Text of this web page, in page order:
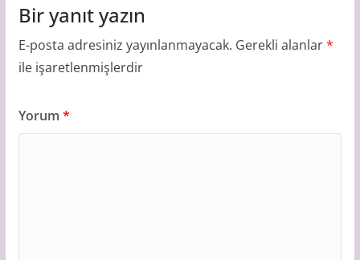
Bir yanıt yazın
E-posta adresiniz yayınlanmayacak. Gerekli alanlar*
ile işaretlenmişlerdir
Yorum *